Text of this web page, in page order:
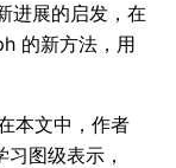
进展的启发，在
的新方法，用
本文中，作者
图级表示，